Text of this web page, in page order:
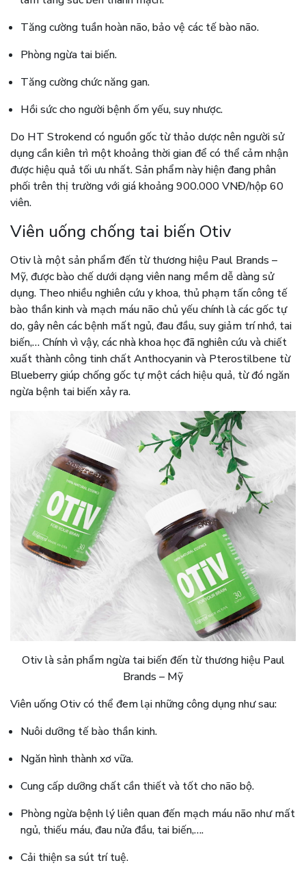
Tăng cường tuần hoàn não, bảo vệ các tế bào não.
Phòng ngừa tai biến.
Tăng cường chức năng gan.
Hồi sức cho người bệnh ốm yếu, suy nhược.
Do HT Strokend có nguồn gốc từ thảo dược nên người sử
dụng cần kiên trì một khoảng thời gian để có thể cảm nhận
được hiệu quả tối ưu nhất. Sản phẩm này hiện đang phân
phối trên thị trường với giá khoảng 900.000 VNĐ/hộp 60
viên.
Viên uống chống tai biến Otiv
Otiv là một sản phẩm đến từ thương hiệu Paul Brands –
Mỹ, được bào chế dưới dạng viên nang mềm dễ dàng sử
dụng. Theo nhiều nghiên cứu y khoa, thủ phạm tấn công tế
bào thần kinh và mạch máu não chủ yếu chính là các gốc tự
do, gây nên các bệnh mất ngủ, đau đầu, suy giảm trí nhớ, tai
biến,… Chính vì vậy, các nhà khoa học đã nghiên cứu và chiết
xuất thành công tinh chất Anthocyanin và Pterostilbene từ
Blueberry giúp chống gốc tự một cách hiệu quả, từ đó ngăn
ngừa bệnh tai biến xảy ra.
Otiv là sản phẩm ngừa tai biến đến từ thương hiệu Paul
Brands – Mỹ
Viên uống Otiv có thể đem lại những công dụng như sau:
Nuôi dưỡng tế bào thần kinh.
Ngăn hình thành xơ vữa.
Cung cấp dưỡng chất cần thiết và tốt cho não bộ.
Phòng ngừa bệnh lý liên quan đến mạch máu não như mất
ngủ, thiếu máu, đau nửa đầu, tai biến,….
Cải thiện sa sút trí tuệ.